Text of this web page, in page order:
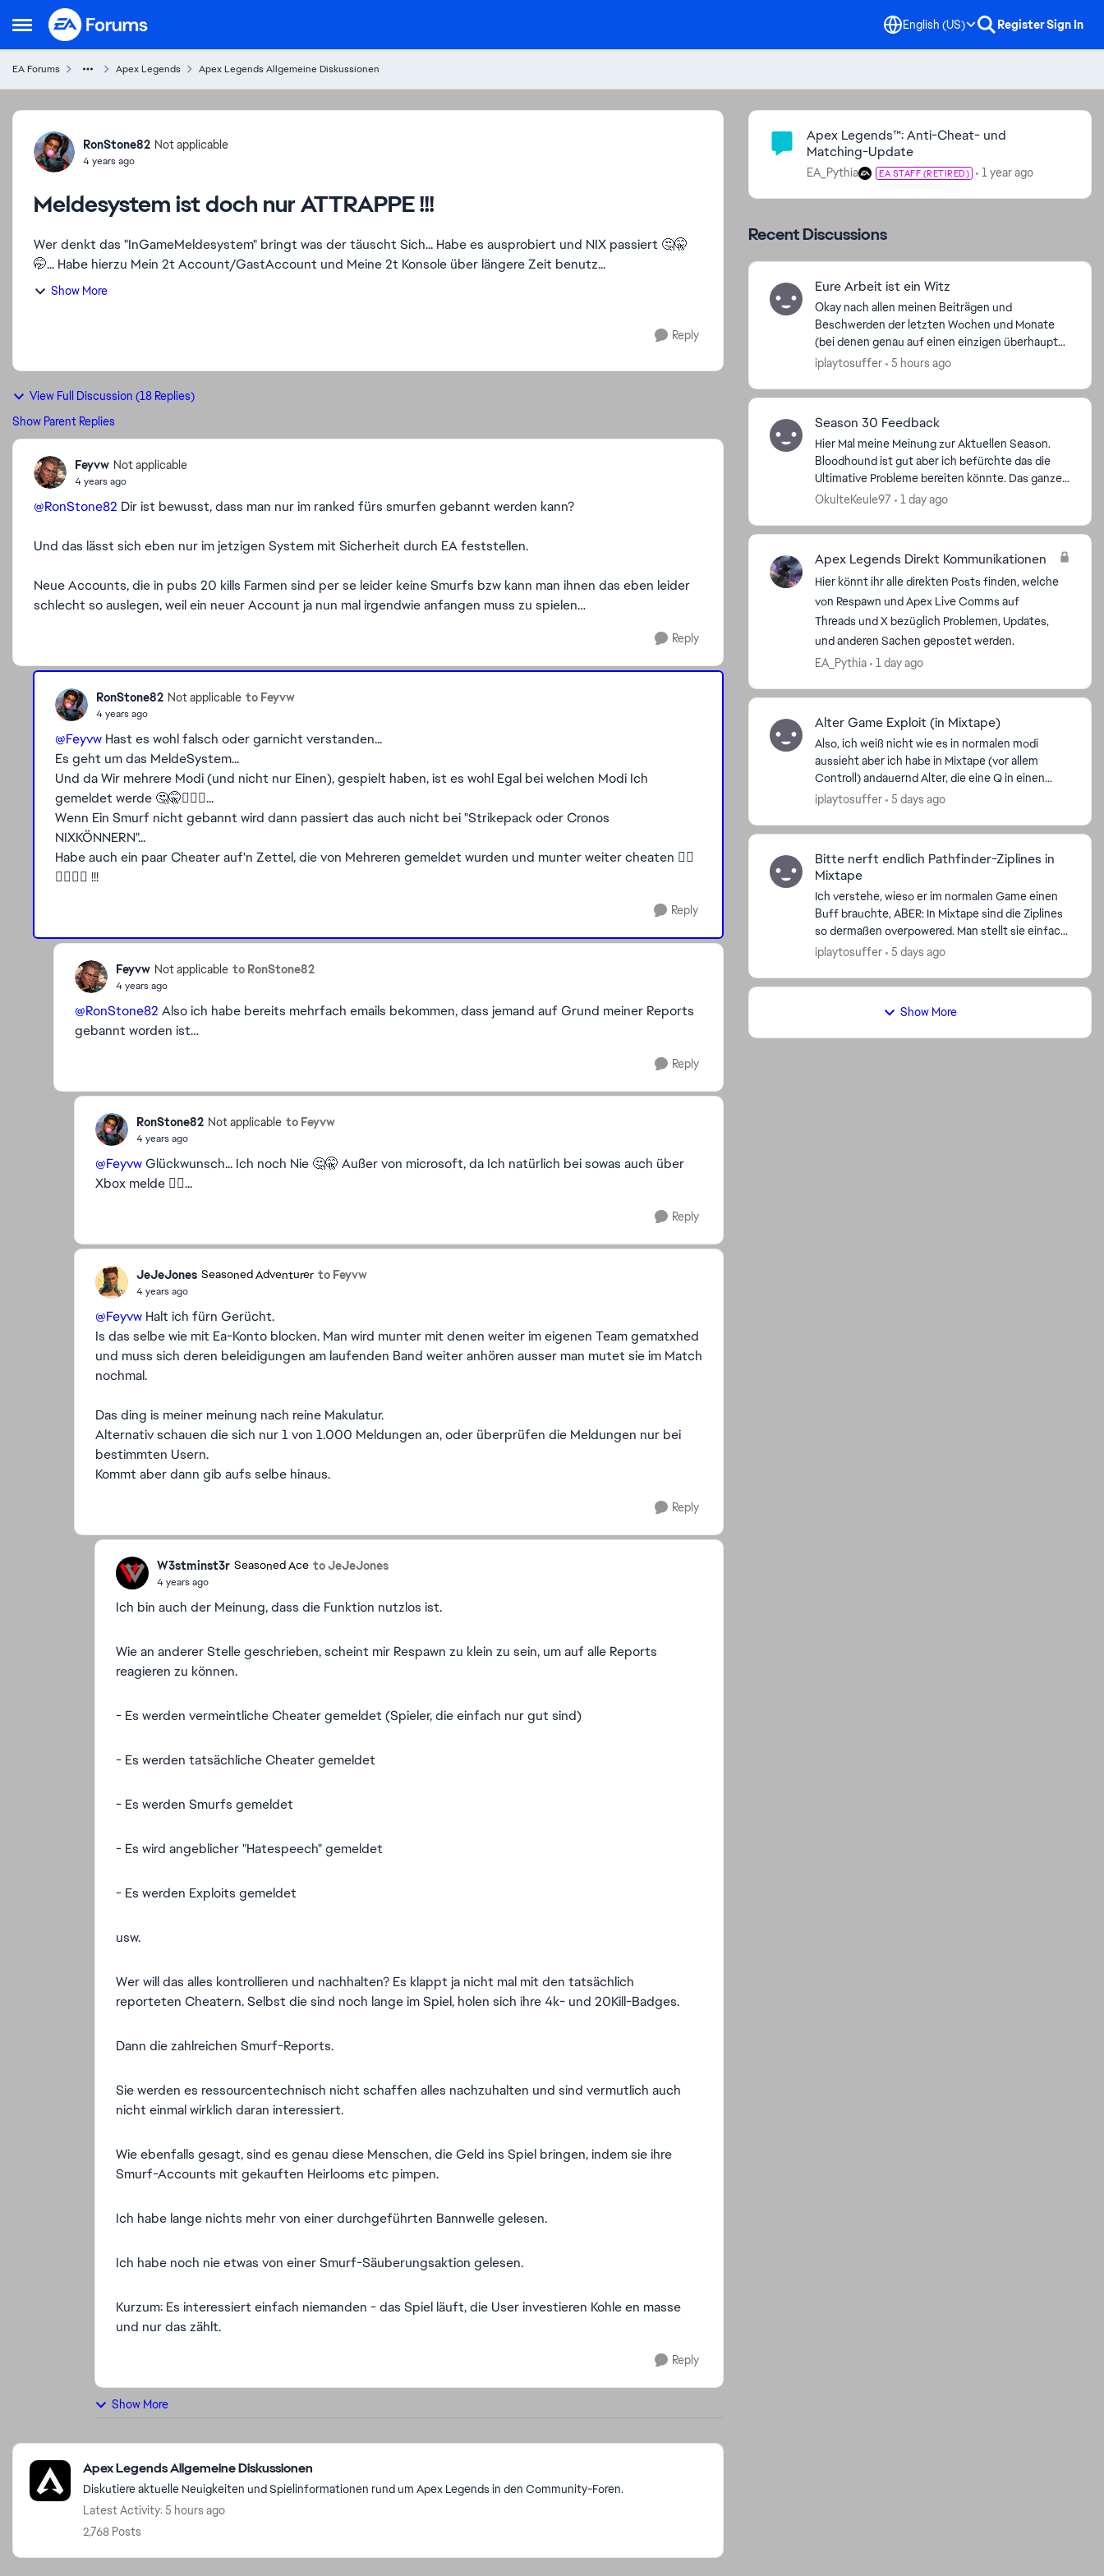
Open Side Menu
Skip to content English (US) RegisterSign In
EA Forums Apex Legends Apex Legends Allgemeine Diskussionen
Forum Discussion
RonStone82 Not applicable
4 years ago
Meldesystem ist doch nur ATTRAPPE !!!
Wer denkt das "InGameMeldesystem" bringt was der täuscht Sich... Habe es ausprobiert und NIX passiert 🤔🤫
🤭... Habe hierzu Mein 2t Account/GastAccount und Meine 2t Konsole über längere Zeit benutz...
Show More
Reply
View Full Discussion (18 Replies)
Show Parent Replies
Feyvw Not applicable
4 years ago
@RonStone82 Dir ist bewusst, dass man nur im ranked fürs smurfen gebannt werden kann?
Und das lässt sich eben nur im jetzigen System mit Sicherheit durch EA feststellen.
Neue Accounts, die in pubs 20 kills Farmen sind per se leider keine Smurfs bzw kann man ihnen das eben leider
schlecht so auslegen, weil ein neuer Account ja nun mal irgendwie anfangen muss zu spielen…
Reply
RonStone82 Not applicable to Feyvw
4 years ago
@Feyvw Hast es wohl falsch oder garnicht verstanden...
Es geht um das MeldeSystem...
Und da Wir mehrere Modi (und nicht nur Einen), gespielt haben, ist es wohl Egal bei welchen Modi Ich
gemeldet werde 🤔🤫🤦🏼‍♂...
Wenn Ein Smurf nicht gebannt wird dann passiert das auch nicht bei "Strikepack oder Cronos
NIXKÖNNERN"...
Habe auch ein paar Cheater auf'n Zettel, die von Mehreren gemeldet wurden und munter weiter cheaten 👎🏻
👎🏻👎🏻 !!!
Reply
Feyvw Not applicable to RonStone82
4 years ago
@RonStone82 Also ich habe bereits mehrfach emails bekommen, dass jemand auf Grund meiner Reports
gebannt worden ist…
Reply
RonStone82 Not applicable to Feyvw
4 years ago
@FeyvwGlückwunsch... Ich noch Nie 🤔🤫 Außer von microsoft, da Ich natürlich bei sowas auch über
Xbox melde 👍🏼...
Reply
JeJeJones Seasoned Adventurer to Feyvw
4 years ago
@Feyvw Halt ich fürn Gerücht.
Is das selbe wie mit Ea-Konto blocken. Man wird munter mit denen weiter im eigenen Team gematxhed
und muss sich deren beleidigungen am laufenden Band weiter anhören ausser man mutet sie im Match
nochmal.
Das ding is meiner meinung nach reine Makulatur.
Alternativ schauen die sich nur 1 von 1.000 Meldungen an, oder überprüfen die Meldungen nur bei
bestimmten Usern.
Kommt aber dann gib aufs selbe hinaus.
Reply
W3stminst3r Seasoned Ace to JeJeJones
4 years ago
Ich bin auch der Meinung, dass die Funktion nutzlos ist.
Wie an anderer Stelle geschrieben, scheint mir Respawn zu klein zu sein, um auf alle Reports
reagieren zu können.
- Es werden vermeintliche Cheater gemeldet (Spieler, die einfach nur gut sind)
- Es werden tatsächliche Cheater gemeldet
- Es werden Smurfs gemeldet
- Es wird angeblicher "Hatespeech" gemeldet
- Es werden Exploits gemeldet
usw.
Wer will das alles kontrollieren und nachhalten? Es klappt ja nicht mal mit den tatsächlich
reporteten Cheatern. Selbst die sind noch lange im Spiel, holen sich ihre 4k- und 20Kill-Badges.
Dann die zahlreichen Smurf-Reports.
Sie werden es ressourcentechnisch nicht schaffen alles nachzuhalten und sind vermutlich auch
nicht einmal wirklich daran interessiert.
Wie ebenfalls gesagt, sind es genau diese Menschen, die Geld ins Spiel bringen, indem sie ihre
Smurf-Accounts mit gekauften Heirlooms etc pimpen.
Ich habe lange nichts mehr von einer durchgeführten Bannwelle gelesen.
Ich habe noch nie etwas von einer Smurf-Säuberungsaktion gelesen.
Kurzum: Es interessiert einfach niemanden - das Spiel läuft, die User investieren Kohle en masse
und nur das zählt.
Reply
Show More
Featured Places
Apex Legends Allgemeine Diskussionen
Diskutiere aktuelle Neuigkeiten und Spielinformationen rund um Apex Legends in den Community-Foren.
Latest Activity: 5 hours ago
2,768 Posts
Community Highlights
Apex Legends™: Anti-Cheat- und
Matching-Update
EA_Pythia EA STAFF (RETIRED) 1 year ago
Recent Discussions
Eure Arbeit ist ein Witz
Okay nach allen meinen Beiträgen und
Beschwerden der letzten Wochen und Monate
(bei denen genau auf einen einzigen überhaupt
reagiert wurde), kann ich das ganze nun mit Start
iplaytosuffer 5 hours ago
Season 30 Feedback
Hier Mal meine Meinung zur Aktuellen Season.
Bloodhound ist gut aber ich befürchte das die
Ultimative Probleme bereiten könnte. Das ganze
Team zu tarnen ist vielleicht zu viel des guten.
OkulteKeule97 1 day ago
Apex Legends Direkt Kommunikationen
Hier könnt ihr alle direkten Posts finden, welche
von Respawn und Apex Live Comms auf
Threads und X bezüglich Problemen, Updates,
und anderen Sachen gepostet werden.
EA_Pythia
1 day ago
Alter Game Exploit (in Mixtape)
Also, ich weiß nicht wie es in normalen modi
aussieht aber ich habe in Mixtape (vor allem
Controll) andauernd Alter, die eine Q in einen
Felsen, eine Kiste oder sonst etwas (z.B. auf der
iplaytosuffer 5 days ago
Bitte nerft endlich Pathfinder-Ziplines in
Mixtape
Ich verstehe, wieso er im normalen Game einen
Buff brauchte, ABER: In Mixtape sind die Ziplines
so dermaßen overpowered. Man stellt sie einfach
quer über die komplette Map und in Controll z.B.
iplaytosuffer 5 days ago
Show More